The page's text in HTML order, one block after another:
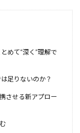
めて“深く”理解で
足りないのか？
させる新アプロー